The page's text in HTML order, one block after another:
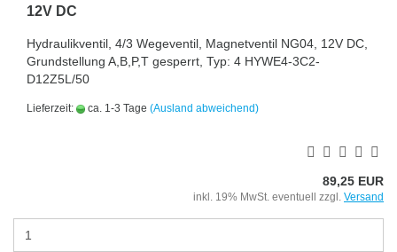
12V DC
Hydraulikventil, 4/3 Wegeventil, Magnetventil NG04, 12V DC,
Grundstellung A,B,P,T gesperrt, Typ: 4 HYWE4-3C2-
D12Z5L/50
Lieferzeit: ca. 1-3 Tage (Ausland abweichend)
89,25 EUR
inkl. 19% MwSt. eventuell zzgl. Versand